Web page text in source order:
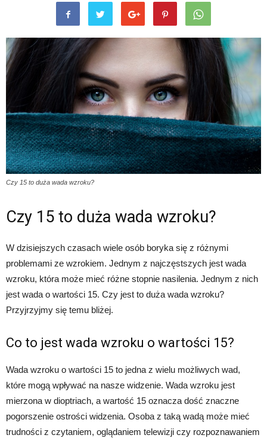
Czy 15 to duża wada wzroku?
Czy 15 to duża wada wzroku?
W dzisiejszych czasach wiele osób boryka się z różnymi
problemami ze wzrokiem. Jednym z najczęstszych jest wada
wzroku, która może mieć różne stopnie nasilenia. Jednym z nich
jest wada o wartości 15. Czy jest to duża wada wzroku?
Przyjrzyjmy się temu bliżej.
Co to jest wada wzroku o wartości 15?
Wada wzroku o wartości 15 to jedna z wielu możliwych wad,
które mogą wpływać na nasze widzenie. Wada wzroku jest
mierzona w dioptriach, a wartość 15 oznacza dość znaczne
pogorszenie ostrości widzenia. Osoba z taką wadą może mieć
trudności z czytaniem, oglądaniem telewizji czy rozpoznawaniem